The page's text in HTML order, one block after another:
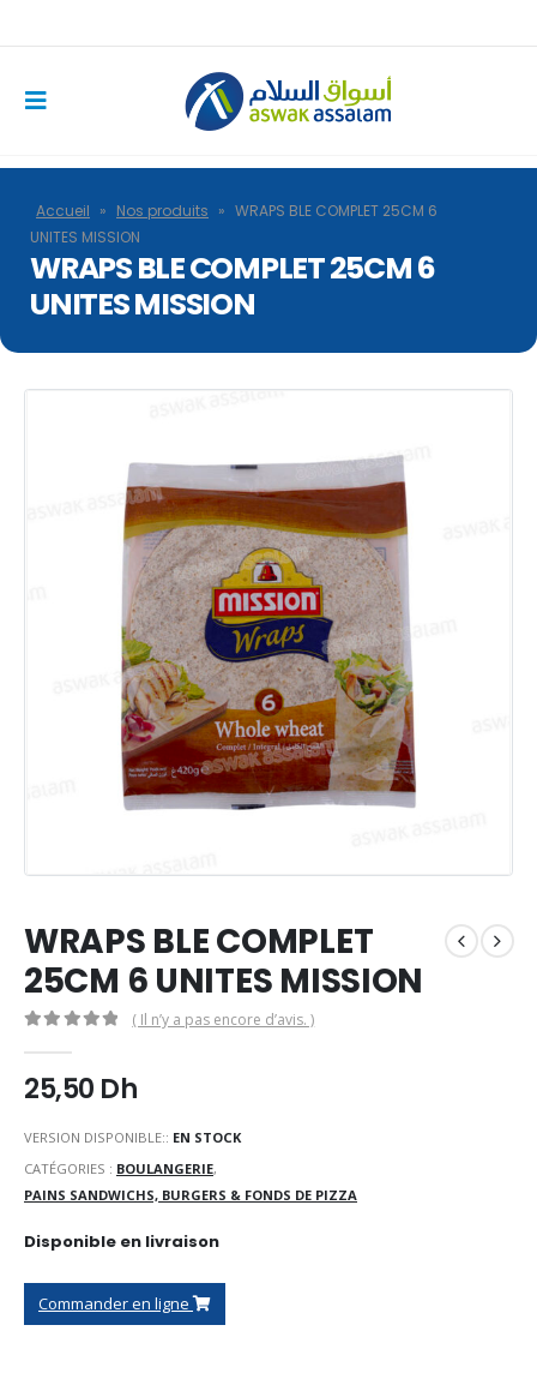
Accueil » Nos produits » WRAPS BLE COMPLET 25CM 6
UNITES MISSION
WRAPS BLE COMPLET 25CM 6
UNITES MISSION
WRAPS BLE COMPLET
25CM 6 UNITES MISSION
( Il n’y a pas encore d’avis. )
25,50 Dh
VERSION DISPONIBLE:: EN STOCK
CATÉGORIES : BOULANGERIE,
PAINS SANDWICHS, BURGERS & FONDS DE PIZZA
Disponible en livraison
Commander en ligne